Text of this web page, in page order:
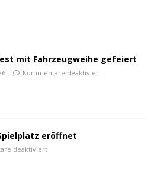
mit Fahrzeugweihe gefeiert
Kommentare deaktiviert
eröffnet
deaktiviert